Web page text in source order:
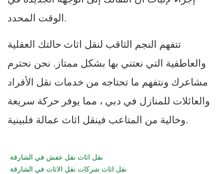
الوقت المحدد.
تتفهم النجم الثاقب لنقل اثاث حالتك العقلية
والعاطفية التي نعتني بها بشكل ممتاز. نحن نحترم
مشاعرك ونتفهم ما تحتاجه من خدمات نقل الأفراد
والعائلات للمنازل في دبي ، مما يوفر حركة سريعة
وخالية من المتاعب فينقل اثاث عمالة فلبينية.
نقل اثاث نقل عفش في الشارقة
نقل اثاث شركات نقل الاثاث في الشارقة